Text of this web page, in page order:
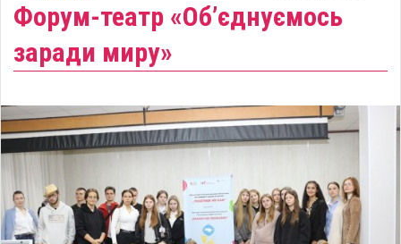
Форум-театр «Об’єднуємось
заради миру»